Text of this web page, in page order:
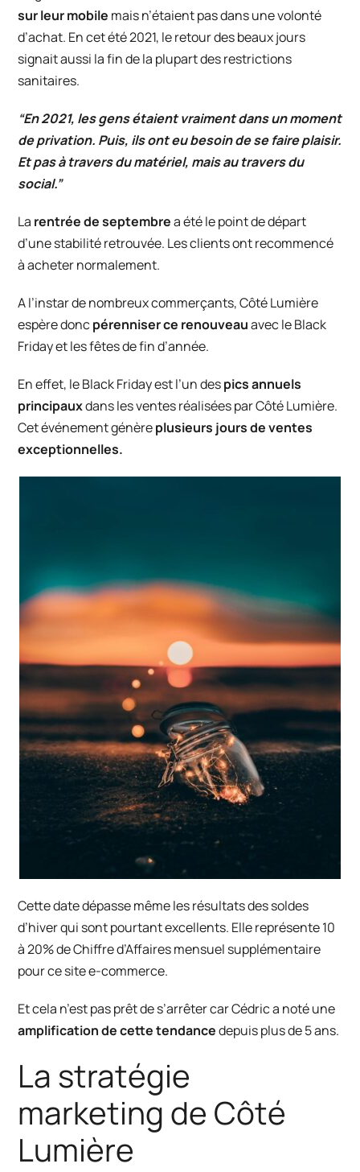
sur leur mobile mais n’étaient pas dans une volonté
d’achat. En cet été 2021, le retour des beaux jours
signait aussi la fin de la plupart des restrictions
sanitaires.
“En 2021, les gens étaient vraiment dans un moment
de privation. Puis, ils ont eu besoin de se faire plaisir.
Et pas à travers du matériel, mais au travers du
social.”
La rentrée de septembrea été le point de départ
d’une stabilité retrouvée. Les clients ont recommencé
à acheter normalement.
A l’instar de nombreux commerçants,Côté Lumière
espère doncpérenniser ce renouveauavec le Black
Friday et les fêtes de fin d’année.
En effet, le Black Friday est l’un despics annuels
principauxdans les ventes réalisées parCôté Lumière.
Cet événement génèreplusieurs jours de ventes
exceptionnelles.
Cette date dépasse même les résultats des soldes
d’hiver qui sont pourtant excellents. Elle représente 10
à 20% de Chiffre d’Affaires mensuel supplémentaire
pour ce site e-commerce.
Et cela n’est pas prêt de s’arrêter car Cédric a noté une
amplification de cette tendancedepuis plus de 5 ans.
La stratégie
marketing de Côté
Lumière